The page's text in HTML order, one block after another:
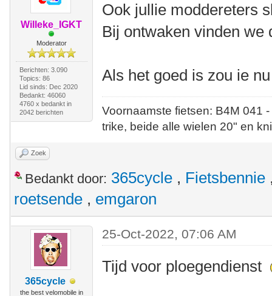
Willeke_IGKT
Moderator
Berichten: 3.090
Topics: 86
Lid sinds: Dec 2020
Bedankt: 46060
4760 x bedankt in
2042 berichten
Ook jullie moddereters
Bij ontwaken vinden we
Als het goed is zou ie
Voornaamste fietsen: B4M
trike, beide alle wielen 20" en
Zoek
Bedankt door: 365cycle , Fietsbennie
roetsende , emgaron
365cycle
the best velomobile in
25-Oct-2022, 07:06 AM
Tijd voor ploegendienst